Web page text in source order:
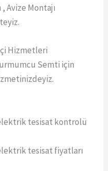
Avize Montajı
Hizmetleri
Semti için
tesisat kontrolü
tesisat fiyatları